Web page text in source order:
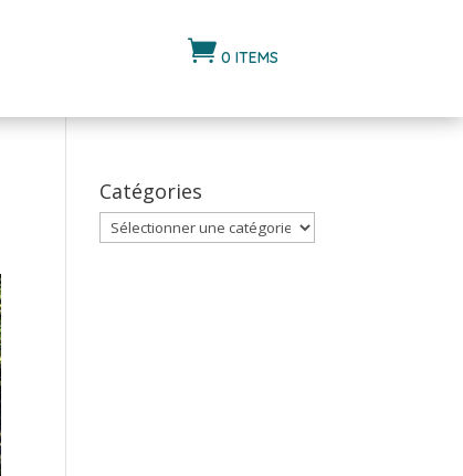
 0 ITEMS
Catégories
Catégories